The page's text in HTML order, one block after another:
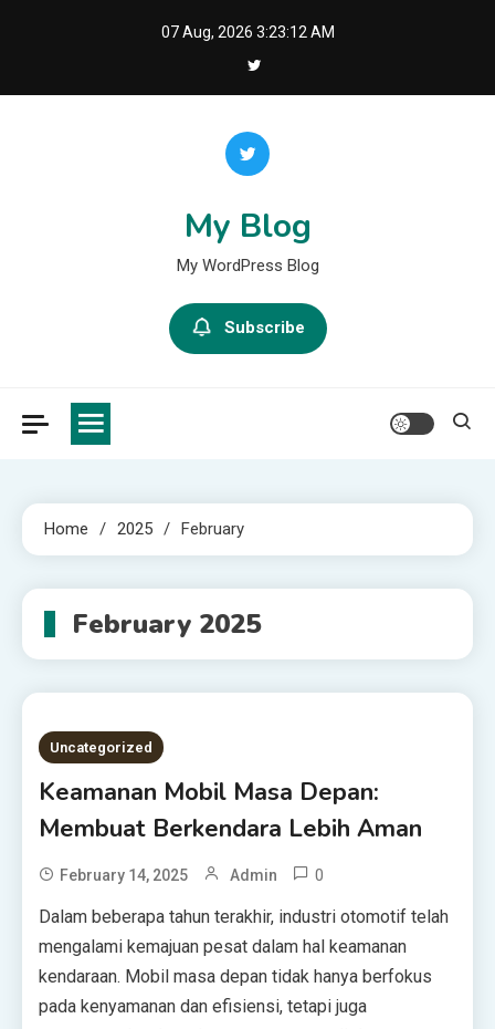
07 Aug, 2026 3:23:12 AM
My Blog
My WordPress Blog
Subscribe
Home 2025 February
February 2025
Uncategorized
Keamanan Mobil Masa Depan:
Membuat Berkendara Lebih Aman
February 14, 2025 Admin 0
Dalam beberapa tahun terakhir, industri otomotif telah
mengalami kemajuan pesat dalam hal keamanan
kendaraan. Mobil masa depan tidak hanya berfokus
pada kenyamanan dan efisiensi, tetapi juga